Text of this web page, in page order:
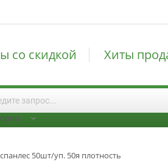
со скидкой Хиты
50шт/уп. 50я плотность